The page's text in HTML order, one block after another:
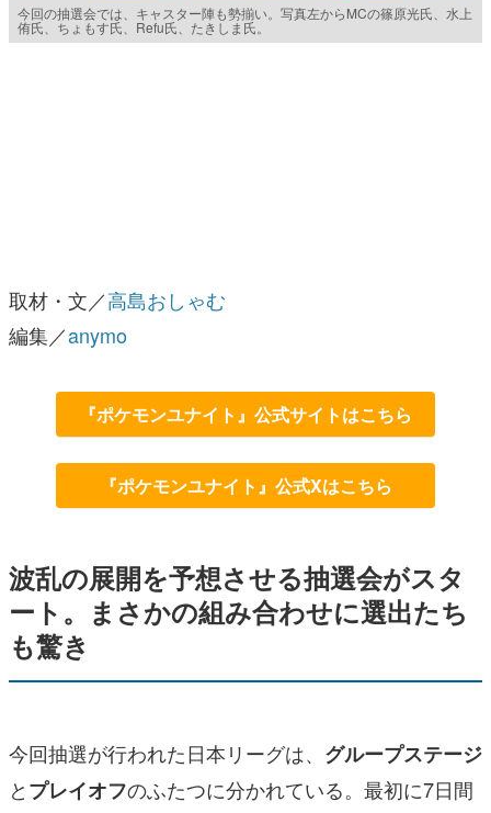
今回の抽選会では、キャスター陣も勢揃い。写真左からMCの篠原光氏、水上
侑氏、ちょもす氏、Refu氏、たきしま氏。
取材・文／高島おしゃむ
編集／anymo
『ポケモンユナイト』公式サイトはこちら
『ポケモンユナイト』公式Xはこちら
波乱の展開を予想させる抽選会がスタ
ート。まさかの組み合わせに選出たち
も驚き
今回抽選が行われた日本リーグは、 グループステージ
とプレイオフのふたつに分かれている。最初に7日間